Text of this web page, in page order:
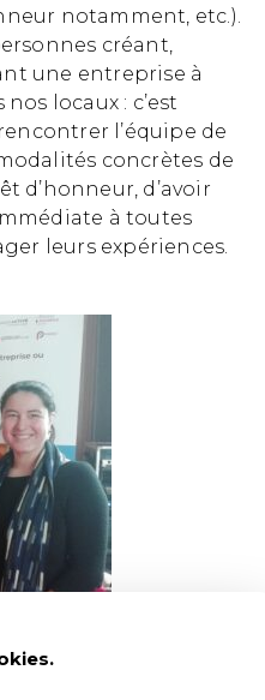
notamment, etc.).
créant,
une entreprise à
locaux : c’est
l’équipe de
concrètes de
d’honneur, d’avoir
à toutes
leurs expériences.